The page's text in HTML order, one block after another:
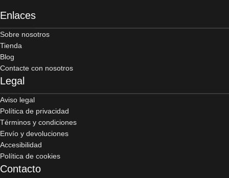
Enlaces
Sobre nosotros
Tienda
Blog
Contacte con nosotros
Legal
Aviso legal
Política de privacidad
Términos y condiciones
Envío y devoluciones
Accesibilidad
Política de cookies
Contacto